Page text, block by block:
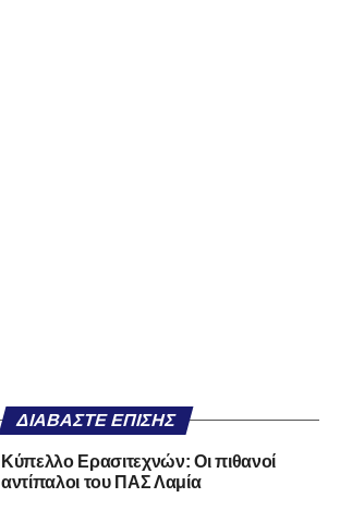
ΔΙΑΒΆΣΤΕ ΕΠΊΣΗΣ
Κύπελλο Ερασιτεχνών: Οι πιθανοί
αντίπαλοι του ΠΑΣ Λαμία